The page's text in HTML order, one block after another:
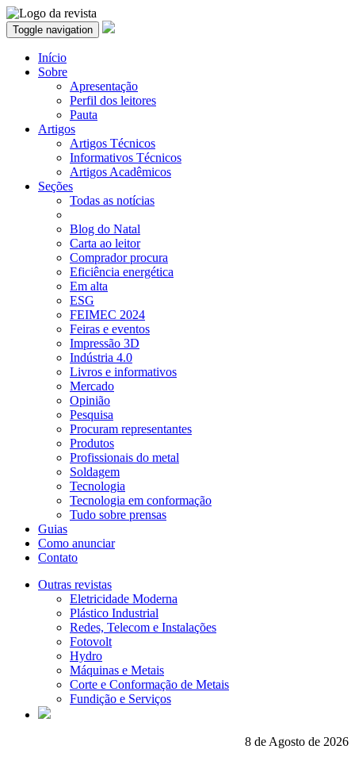
Toggle navigation
Início
Sobre
Apresentação
Perfil dos leitores
Pauta
Artigos
Artigos Técnicos
Informativos Técnicos
Artigos Acadêmicos
Seções
Todas as notícias
Blog do Natal
Carta ao leitor
Comprador procura
Eficiência energética
Em alta
ESG
FEIMEC 2024
Feiras e eventos
Impressão 3D
Indústria 4.0
Livros e informativos
Mercado
Opinião
Pesquisa
Procuram representantes
Produtos
Profissionais do metal
Soldagem
Tecnologia
Tecnologia em conformação
Tudo sobre prensas
Guias
Como anunciar
Contato
Outras revistas
Eletricidade Moderna
Plástico Industrial
Redes, Telecom e Instalações
Fotovolt
Hydro
Máquinas e Metais
Corte e Conformação de Metais
Fundição e Serviços
8 de Agosto de 2026